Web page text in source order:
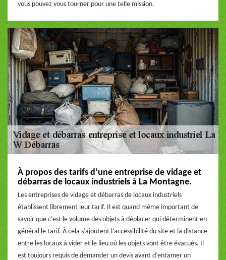
vous pouvez vous tourner pour une telle mission.
À propos des tarifs d’une entreprise de vidage et
débarras de locaux industriels à La Montagne.
Les entreprises de vidage et débarras de locaux industriels
établissent librement leur tarif. Il est quand même important de
savoir que c’est le volume des objets à déplacer qui déterminent en
général le tarif. À cela s’ajoutent l’accessibilité du site et la distance
entre les locaux à vider et le lieu où les objets vont être évacués. Il
est toujours requis de demander un devis avant d’entamer un